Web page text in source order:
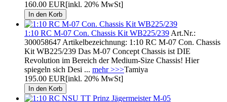
160.00 EUR[inkl. 20% MwSt]
1:10 RC M-07 Con. Chassis Kit WB225/239 Art.Nr.:
300058647 Artikelbezeichnung: 1:10 RC M-07 Con. Chassis
Kit WB225/239 Das M-07 Concept Chassis ist DIE
Revolution im Bereich der Medium-Size Chassis! Hier
spiegeln sich Desi ... mehr >>>Tamiya
195.00 EUR[inkl. 20% MwSt]